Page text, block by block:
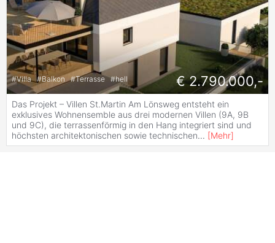
#Villa #Balkon #Terrasse #hell € 2.790.000,-
Das Projekt – Villen St.Martin Am Lönsweg entsteht ein
exklusives Wohnensemble aus drei modernen Villen (9A, 9B
und 9C), die terrassenförmig in den Hang integriert sind und
höchsten architektonischen sowie technischen... [Mehr]